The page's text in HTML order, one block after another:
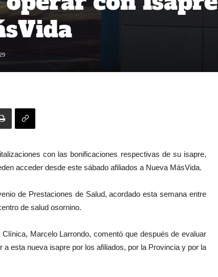
con las bonificaciones respectivas de su isapre,
acceder desde este sábado afiliados a Nueva MásVida.
de Prestaciones de Salud, acordado esta semana entre
de salud osornino.
Marcelo Larrondo, comentó que después de evaluar
esta nueva isapre por los afiliados, por la Provincia y por la